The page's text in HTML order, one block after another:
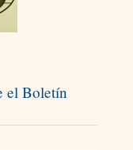
el Boletín